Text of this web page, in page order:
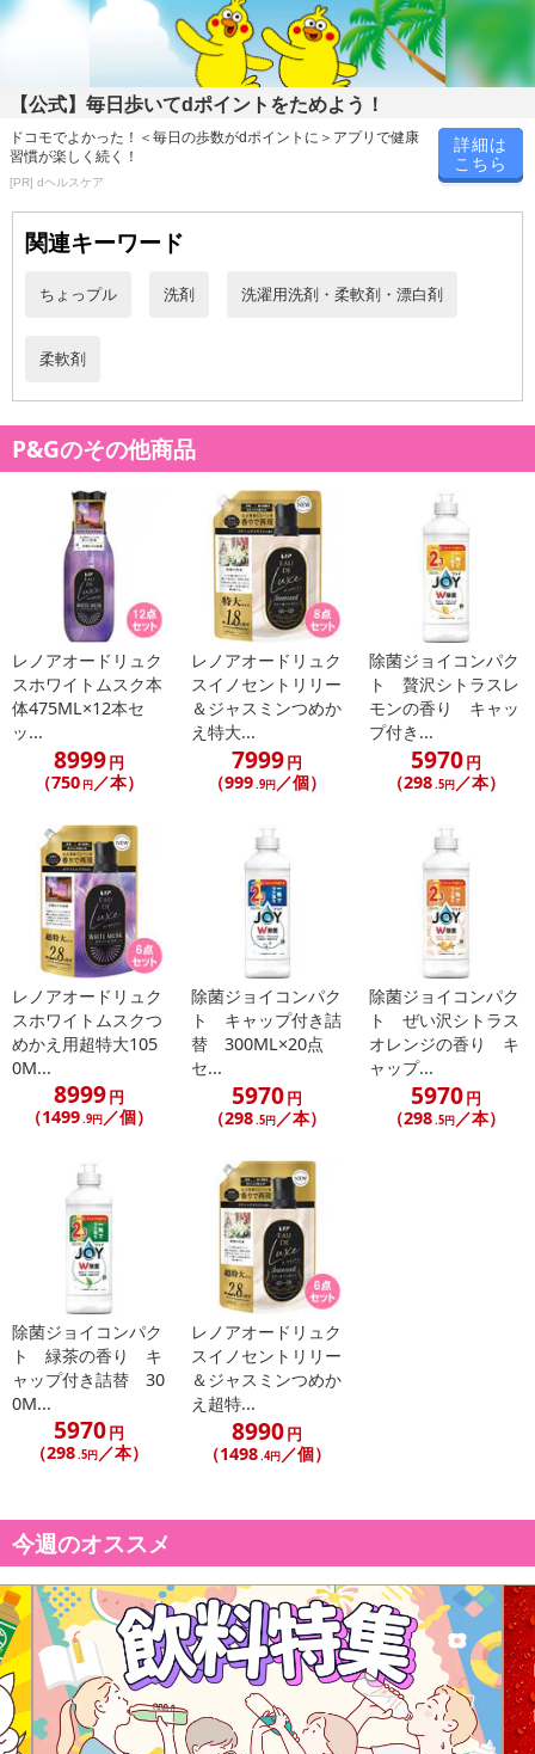
※お客様のご都合でお受取りいただけない場合、商品の再発送や返
金はいたしかねます。
また、お届け日時のご指定は、お受けできません。宅配業者からの
不在票にてご対応ください。
※発送予定日は前後する場合がございます。また商品によって発送
日が異なります。
※dショッピングサンプル百貨店よりお届けする商品は、ご利用いた
禁じます。
転売等、目的以外での利用が確認された場合は、サービス利用を停
止させていただきます。
※こちらの商品については商品の発送完了後、
配送伝票番号がマイページに表示されない場合もございます。予
めご了承ください。
発送日カレンダー
休業日
その他共通および商品カテゴリー別注意事項（※必ずご確認くだ
さい）
こちらの情報は2026-07-09 14:08:36.0 での情報となります。
【公式】毎日歩いてdポイントをためよう！
ドコモでよかった！＜毎日の歩数がdポイントに＞アプリで健康
習慣が楽しく続く！
[PR] dヘルスケア
詳細は
こちら
関連キーワード
ちょっプル 洗剤 洗濯用洗剤・柔軟剤・漂白剤
柔軟剤
P&Gのその他商品
レノアオードリュク
スホワイトムスク本
体475ML×12本セ
ッ...
8999円
（750 円／本）
レノアオードリュク
スイノセントリリー
＆ジャスミンつめか
え特大...
7999円
（999.9円／個）
除菌ジョイコンパク
ト 贅沢シトラスレ
モンの香り キャッ
プ付き...
5970円
（298.5円／本）
レノアオードリュク
スホワイトムスクつ
めかえ用超特大105
0M...
8999円
（1499.9円／個）
除菌ジョイコンパク
ト キャップ付き詰
替 300ML×20点
セ...
5970円
（298.5円／本）
除菌ジョイコンパク
ト ぜい沢シトラス
オレンジの香り キ
ャップ...
5970円
（298.5円／本）
除菌ジョイコンパク
ト 緑茶の香り キ
ャップ付き詰替 30
0M...
5970円
（298 .5円／本）
レノアオードリュク
スイノセントリリー
＆ジャスミンつめか
え超特...
8990円
（1498 .4円 ／個）
今週のオススメ